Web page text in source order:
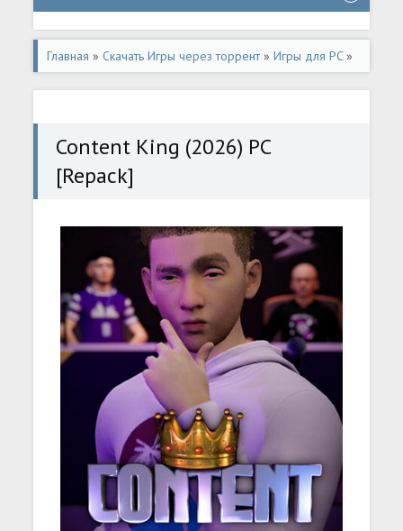
Главная » Скачать Игры через торрент»Игры для PC»
Симуляторы/Simulator
Content King (2026) PC
[Repack]